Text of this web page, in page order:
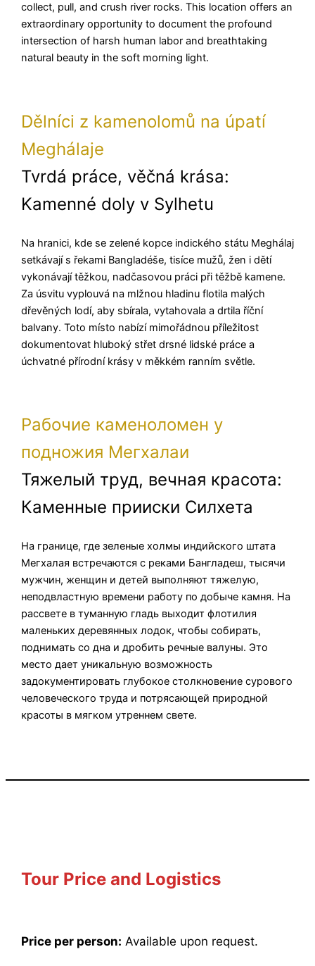
collect, pull, and crush river rocks. This location offers an
extraordinary opportunity to document the profound
intersection of harsh human labor and breathtaking
natural beauty in the soft morning light.
Dělníci z kamenolomů na úpatí
Meghálaje
Tvrdá práce, věčná krása:
Kamenné doly v Sylhetu
Na hranici, kde se zelené kopce indického státu Meghálaj
setkávají s řekami Bangladéše, tisíce mužů, žen i dětí
vykonávají těžkou, nadčasovou práci při těžbě kamene.
Za úsvitu vyplouvá na mlžnou hladinu flotila malých
dřevěných lodí, aby sbírala, vytahovala a drtila říční
balvany. Toto místo nabízí mimořádnou příležitost
dokumentovat hluboký střet drsné lidské práce a
úchvatné přírodní krásy v měkkém ranním světle.
Рабочие каменоломен у
подножия Мегхалаи
Тяжелый труд, вечная красота:
Каменные прииски Силхета
На границе, где зеленые холмы индийского штата
Мегхалая встречаются с реками Бангладеш, тысячи
мужчин, женщин и детей выполняют тяжелую,
неподвластную времени работу по добыче камня. На
рассвете в туманную гладь выходит флотилия
маленьких деревянных лодок, чтобы собирать,
поднимать со дна и дробить речные валуны. Это
место дает уникальную возможность
задокументировать глубокое столкновение сурового
человеческого труда и потрясающей природной
красоты в мягком утреннем свете.
Tour Price and Logistics
Price per person: Available upon request.